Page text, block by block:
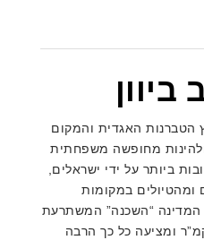
הטברנות האגדית והמקום
מחופשה משפחתית
ביותר על ידי ישראלים,
ומהטיולים במקומות
המדינה “השכנה” המשתרעת
מ-130 אלף קמ”ר ומציעה כל כך הרבה